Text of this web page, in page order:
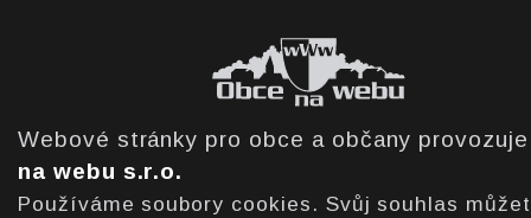
Webové stránky pro obce a občany
na webu s.r.o.
Používáme soubory cookies. Svůj souhlas